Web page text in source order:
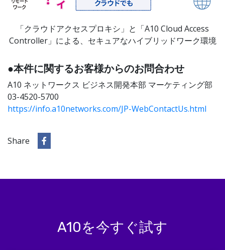
「クラウドアクセスプロキシ」と「A10 Cloud Access
Controller」による、セキュアなハイブリッドワーク環境
●本件に関するお客様からのお問合わせ
A10 ネットワークス ビジネス開発本部 マーケティング部
03-4520-5700
https://info.a10networks.com/JP-WebContactUs.html
Share
A10を今すぐ試す